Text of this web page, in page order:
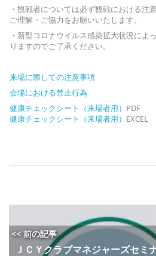
・観戦者については必ず観戦における注
ご理解・ご協力をお願いいたします。
・新型コロナウイルス感染拡大状況によ
りますのでご了承ください。
来場に際しての注意事項
会場における禁止行為
健康チェックシート（来場者用） PDF
健康チェックシート（来場者用） EXCEL
<< 前の記事
ＪＣＹクラブマネジャーズセ